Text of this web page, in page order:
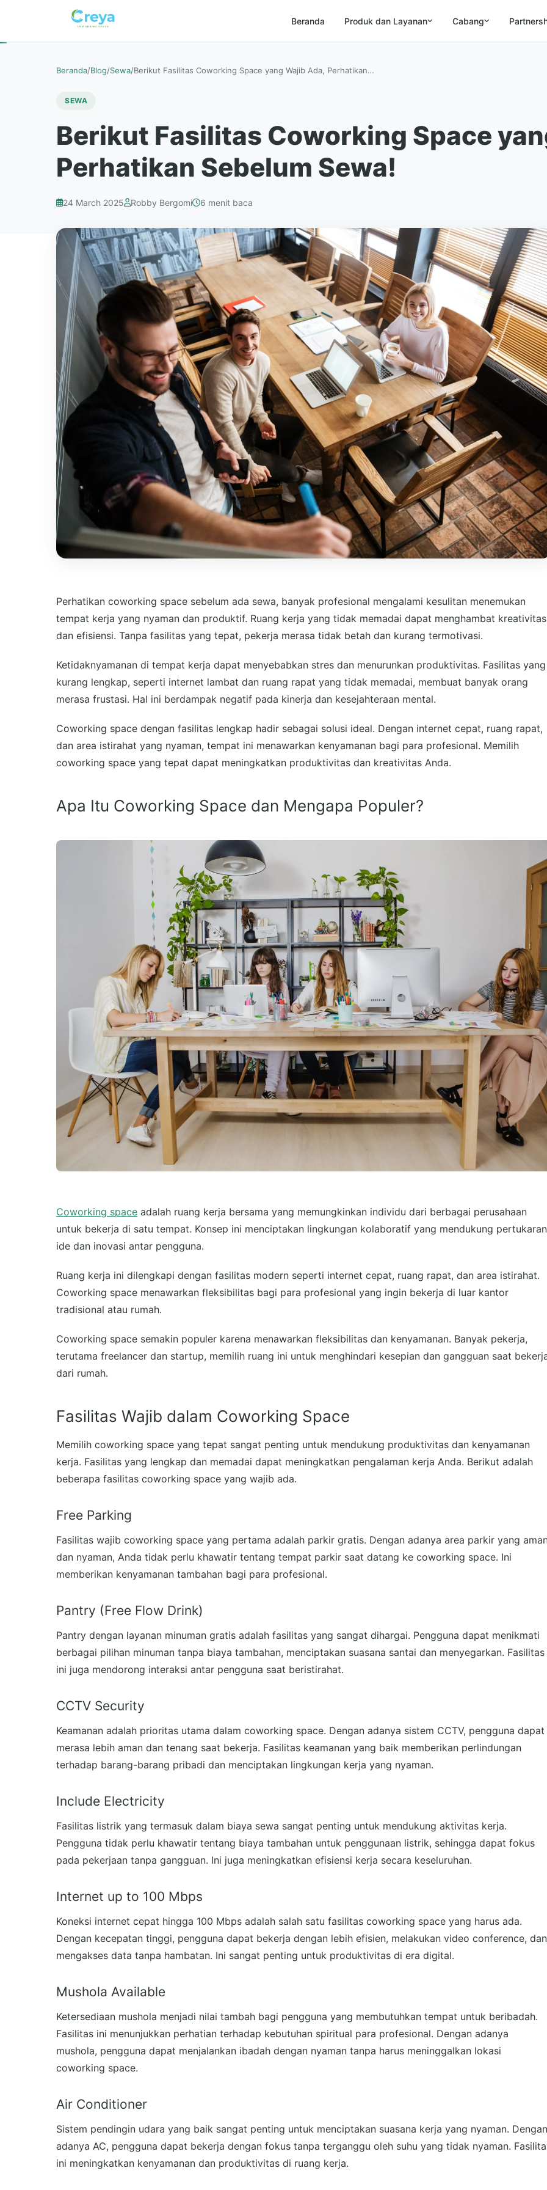
Beranda Produk dan Layanan Cabang
Beranda/Blog/Sewa/Berikut Fasilitas Coworking Space yang Wajib Ada, Perhatikan…
SEWA
Berikut Fasilitas Coworking Space
Perhatikan Sebelum Sewa!
24 March 2025 Robby Bergomi 6 menit baca
Perhatikan coworking space sebelum ada sewa, banyak profesional mengalami kesulitan menemukan
tempat kerja yang nyaman dan produktif. Ruang kerja yang tidak memadai dapat menghambat kreativitas
dan efisiensi. Tanpa fasilitas yang tepat, pekerja merasa tidak betah dan kurang termotivasi.
Ketidaknyamanan di tempat kerja dapat menyebabkan stres dan menurunkan produktivitas. Fasilitas yang
kurang lengkap, seperti internet lambat dan ruang rapat yang tidak memadai, membuat banyak orang
merasa frustasi. Hal ini berdampak negatif pada kinerja dan kesejahteraan mental.
Coworking space dengan fasilitas lengkap hadir sebagai solusi ideal. Dengan internet cepat, ruang rapat,
dan area istirahat yang nyaman, tempat ini menawarkan kenyamanan bagi para profesional. Memilih
coworking space yang tepat dapat meningkatkan produktivitas dan kreativitas Anda.
Apa Itu Coworking Space dan Mengapa Populer?
Coworking space adalah ruang kerja bersama yang memungkinkan individu dari berbagai perusahaan
untuk bekerja di satu tempat. Konsep ini menciptakan lingkungan kolaboratif yang mendukung pertukaran
ide dan inovasi antar pengguna.
Ruang kerja ini dilengkapi dengan fasilitas modern seperti internet cepat, ruang rapat, dan area istirahat.
Coworking space menawarkan fleksibilitas bagi para profesional yang ingin bekerja di luar kantor
tradisional atau rumah.
Coworking space semakin populer karena menawarkan fleksibilitas dan kenyamanan. Banyak pekerja,
terutama freelancer dan startup, memilih ruang ini untuk menghindari kesepian dan gangguan saat
dari rumah.
Fasilitas Wajib dalam Coworking Space
Memilih coworking space yang tepat sangat penting untuk mendukung produktivitas dan kenyamanan
kerja. Fasilitas yang lengkap dan memadai dapat meningkatkan pengalaman kerja Anda. Berikut adalah
beberapa fasilitas coworking space yang wajib ada.
Free Parking
Fasilitas wajib coworking space yang pertama adalah parkir gratis. Dengan adanya area parkir yang
dan nyaman, Anda tidak perlu khawatir tentang tempat parkir saat datang ke coworking space. Ini
memberikan kenyamanan tambahan bagi para profesional.
Pantry (Free Flow Drink)
Pantry dengan layanan minuman gratis adalah fasilitas yang sangat dihargai. Pengguna dapat menikmati
berbagai pilihan minuman tanpa biaya tambahan, menciptakan suasana santai dan menyegarkan. Fasilitas
ini juga mendorong interaksi antar pengguna saat beristirahat.
CCTV Security
Keamanan adalah prioritas utama dalam coworking space. Dengan adanya sistem CCTV, pengguna dapat
merasa lebih aman dan tenang saat bekerja. Fasilitas keamanan yang baik memberikan perlindungan
terhadap barang-barang pribadi dan menciptakan lingkungan kerja yang nyaman.
Include Electricity
Fasilitas listrik yang termasuk dalam biaya sewa sangat penting untuk mendukung aktivitas kerja.
Pengguna tidak perlu khawatir tentang biaya tambahan untuk penggunaan listrik, sehingga dapat fokus
pada pekerjaan tanpa gangguan. Ini juga meningkatkan efisiensi kerja secara keseluruhan.
Internet up to 100 Mbps
Koneksi internet cepat hingga 100 Mbps adalah salah satu fasilitas coworking space yang harus ada.
Dengan kecepatan tinggi, pengguna dapat bekerja dengan lebih efisien, melakukan video conference, dan
mengakses data tanpa hambatan. Ini sangat penting untuk produktivitas di era digital.
Mushola Available
Ketersediaan mushola menjadi nilai tambah bagi pengguna yang membutuhkan tempat untuk beribadah.
Fasilitas ini menunjukkan perhatian terhadap kebutuhan spiritual para profesional. Dengan adanya
mushola, pengguna dapat menjalankan ibadah dengan nyaman tanpa harus meninggalkan lokasi
coworking space.
Air Conditioner
Sistem pendingin udara yang baik sangat penting untuk menciptakan suasana kerja yang nyaman. Dengan
adanya AC, pengguna dapat bekerja dengan fokus tanpa terganggu oleh suhu yang tidak nyaman.
ini meningkatkan kenyamanan dan produktivitas di ruang kerja.